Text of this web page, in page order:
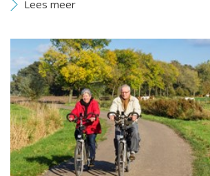
Lees meer